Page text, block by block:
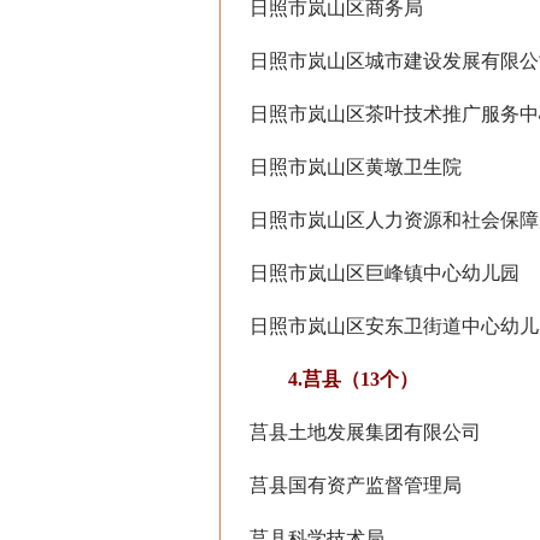
日照市岚山区商务局
日照市岚山区城市建设发展有限公
日照市岚山区茶叶技术推广服务
日照市岚山区黄墩卫生院
日照市岚山区人力资源和社会保
日照市岚山区巨峰镇中心幼儿园
日照市岚山区安东卫街道中心幼儿
4.莒县（13个）
莒县土地发展集团有限公司
莒县国有资产监督管理局